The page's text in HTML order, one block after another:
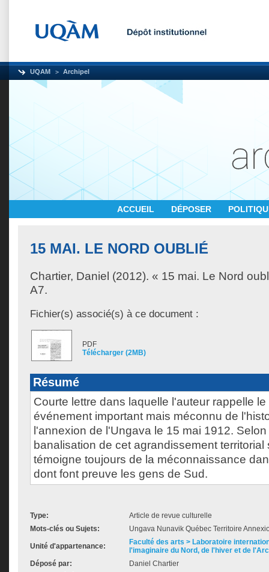
UQAM Archipel
ACCUEIL DÉPOSER
15 MAI. LE NORD OUBLIÉ
Chartier, Daniel (2012). « 15 mai. Le Nord
A7.
Fichier(s) associé(s) à ce document :
PDF
Télécharger (2MB)
Résumé
Courte lettre dans laquelle l'auteur rappelle
événement important mais méconnu de
l'annexion de l'Ungava le 15 mai 1912.
banalisation de cet agrandissement territorial
témoigne toujours de la méconnaissance
dont font preuve les gens de Sud.
Type:
Article de revue culturelle
Mots-clés ou Sujets:
Ungava Nunavik Québec Territoire
Unité d'appartenance:
Faculté des arts > Laboratoire
l'imaginaire du Nord, de l'hiver et de
Déposé par:
Daniel Chartier